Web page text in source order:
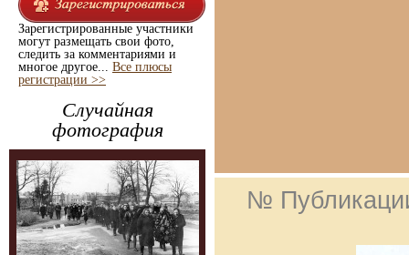
Зарегистрированные участники
могут размещать свои фото,
следить за комментариями и
многое другое... Все плюсы
регистрации >>
Случайная
фотография
№